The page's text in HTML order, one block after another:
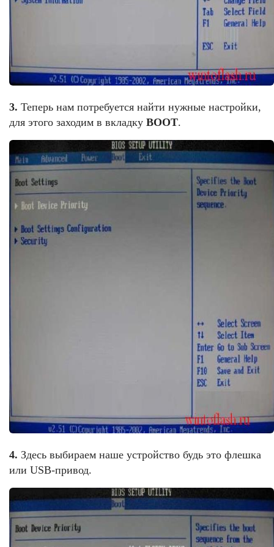
3. Теперь нам потребуется найти нужные настройки,
для этого заходим в вкладку BOOT.
4. Здесь выбираем наше устройство будь это флешка
или USB-привод.